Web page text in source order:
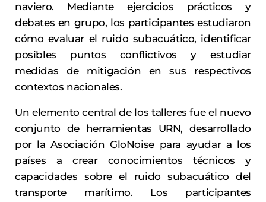
naviero. Mediante ejercicios prácticos y
debates en grupo, los participantes estudiaron
cómo evaluar el ruido subacuático, identificar
posibles puntos conflictivos y estudiar
medidas de mitigación en sus respectivos
contextos nacionales.
Un elemento central de los talleres fue el nuevo
conjunto de herramientas URN, desarrollado
por la Asociación GloNoise para ayudar a los
países a crear conocimientos técnicos y
capacidades sobre el ruido subacuático del
transporte marítimo. Los participantes